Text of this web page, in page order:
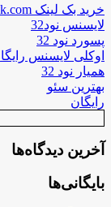
خرید بک لینک behtarinbacklink.com
لایسنس نود32
پسورد نود 32
اوکلی لایسنس رایگان
همیار نود 32
بهترین سئو
رایگان
آخرین دیدگاه‌ها
بایگانی‌ها